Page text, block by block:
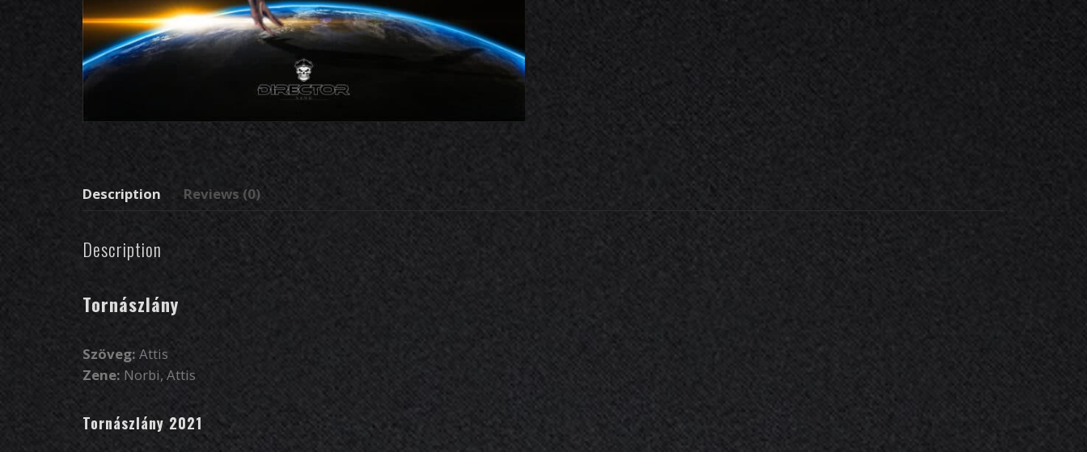
Description Reviews (0)
Description
Tornászlány
Szöveg: Attis
Zene: Norbi, Attis
Tornászlány 2021